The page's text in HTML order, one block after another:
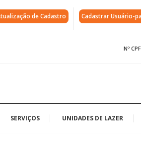
de Cadastro Cadastrar Usuário-
Nº CPF
SERVIÇOS UNIDADES DE LAZER